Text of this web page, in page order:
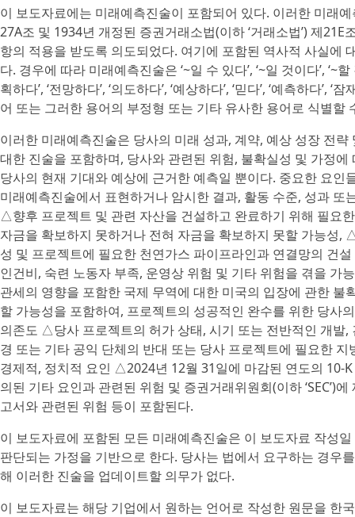
이 보도자료에는 미래예측진술이 포함되어 있다. 이러한 미래
27A조 및 1934년 개정된 증권거래소법(이하 ‘거래소법’) 제
항의 적용을 받도록 의도되었다. 여기에 포함된 역사적 사실에
다. 경우에 따라 미래예측진술은 ‘~일 수 있다’, ‘~일 것이다’, ‘~할
획하다’, ‘전망하다’, ‘의도하다’, ‘예상하다’, ‘믿다’, ‘예측하다’, ‘
어 또는 그러한 용어의 부정형 또는 기타 유사한 용어로 식별할
이러한 미래예측진술은 당사의 미래 성과, 계약, 예상 성장 전
대한 진술을 포함하며, 당사와 관련된 위험, 불확실성 및 가정
당사의 현재 기대와 예상에 근거한 예측일 뿐이다. 중요한 요인
미래예측진술에서 표현하거나 암시한 결과, 활동 수준, 성과 또
△향후 프로젝트 및 관련 자산을 건설하고 완료하기 위해 필요
자금을 확보하지 못하거나 전혀 자금을 확보하지 못할 가능성
성 및 프로젝트에 필요한 천연가스 파이프라인과 연결망의 건
인건비, 숙련 노동자 부족, 운영상 위험 및 기타 위험을 겪을
관세의 영향을 포함한 국제 무역에 대한 미국의 입장에 관한
할 가능성을 포함하여, 프로젝트의 성공적인 완수를 위한 당사
의존도 △당사 프로젝트의 허가 상태, 시기 또는 전반적인 개발
경 또는 기타 공익 단체의 반대 또는 당사 프로젝트에 필요한
경제적, 정치적 요인 △2024년 12월 31일에 마감된 연도의 10-K
의된 기타 요인과 관련된 위험 및 증권거래위원회(이하 ‘SEC’)
고서와 관련된 위험 등이 포함된다.
이 보도자료에 포함된 모든 미래예측진술은 이 보도자료 작성
판단되는 가정을 기반으로 한다. 당사는 법에서 요구하는 경우
해 이러한 진술을 업데이트할 의무가 없다.
이 보도자료는 해당 기업에서 원하는 언어로 작성한 원문을 한